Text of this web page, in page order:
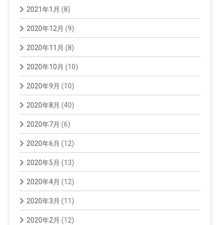
2021年1月 (8)
2020年12月 (9)
2020年11月 (8)
2020年10月 (10)
2020年9月 (10)
2020年8月 (40)
2020年7月 (6)
2020年6月 (12)
2020年5月 (13)
2020年4月 (12)
2020年3月 (11)
2020年2月 (12)